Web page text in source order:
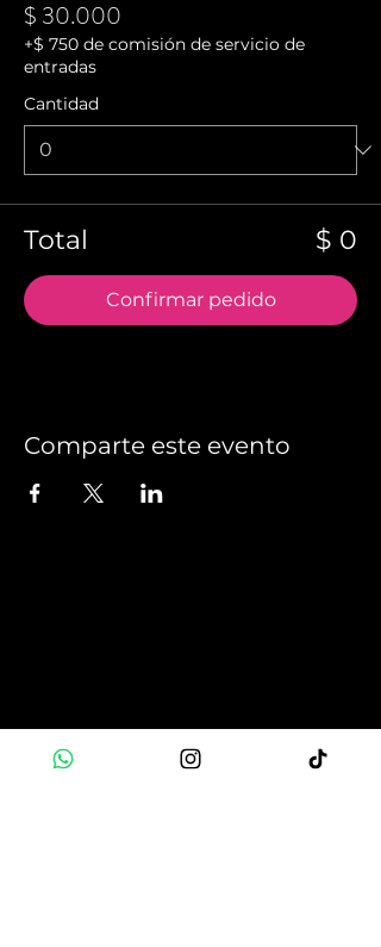
$ 30.000
+$ 750 de comisión de servicio de
entradas
Cantidad
Total $ 0
Confirmar pedido
Comparte este evento